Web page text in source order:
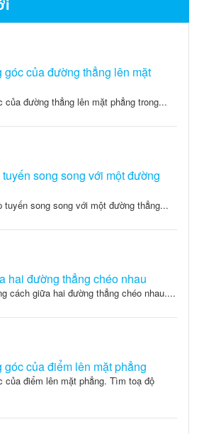
góc của đường thẳng lên mặt
của đường thẳng lên mặt phẳng trong...
song song với một đường
tuyến song song với một đường thẳng...
hai đường thẳng chéo nhau
cách giữa hai đường thẳng chéo nhau....
của điểm lên mặt phẳng
của điểm lên mặt phẳng. Tìm toạ độ